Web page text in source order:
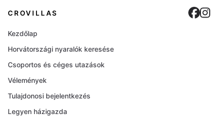
CROVILLAS
Kezdőlap
Horvátországi nyaralók keresése
Csoportos és céges utazások
Vélemények
Tulajdonosi bejelentkezés
Legyen házigazda